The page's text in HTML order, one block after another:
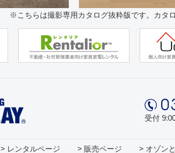
※こちらは撮影専用カタログ抜粋版です。カタ
受付
> レンタルページ > 販売ページ > オゾン